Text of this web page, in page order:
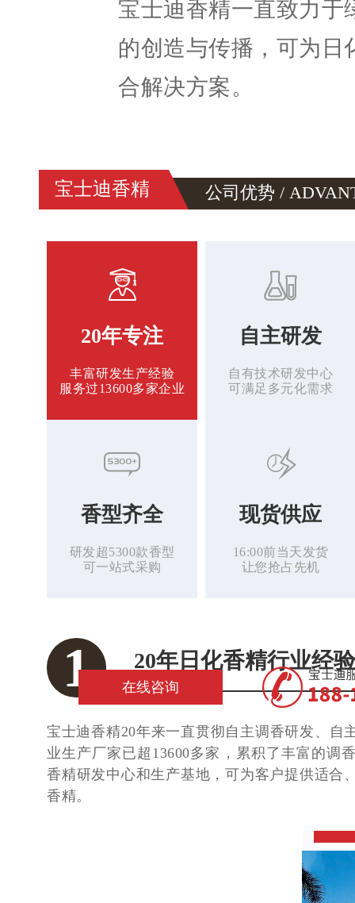
宝士迪香精一直致力于
的创造与传播，可为日
合解决方案。
宝士迪香精 公司优势 /
20年专注
丰富研发生产经验
服务过13600多家企业
自主研发
自有技术研发中心
可满足多元化需求
香型齐全
研发超5300款香型
可一站式采购
现货供应
16:00前当天发货
让您抢占先机
1 20年日化香精行业经
宝士迪香精20年来一直贯彻自主调香研发、自
业生产厂家已超13600多家，累积了丰富的调
香精研发中心和生产基地，可为客户提供适合
香精。
在线咨询